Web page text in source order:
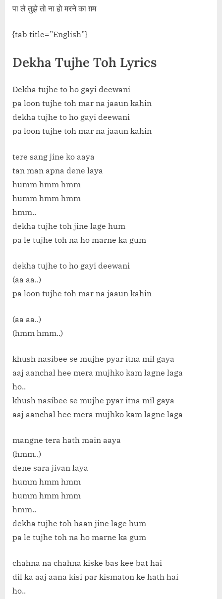
पा ले तुझे तो ना हो मरने का ग़म
{tab title=”English”}
Dekha Tujhe Toh Lyrics
Dekha tujhe to ho gayi deewani
pa loon tujhe toh mar na jaaun kahin
dekha tujhe to ho gayi deewani
pa loon tujhe toh mar na jaaun kahin
tere sang jine ko aaya
tan man apna dene laya
humm hmm hmm
humm hmm hmm
hmm..
dekha tujhe toh jine lage hum
pa le tujhe toh na ho marne ka gum
dekha tujhe to ho gayi deewani
(aa aa..)
pa loon tujhe toh mar na jaaun kahin
(aa aa..)
(hmm hmm..)
khush nasibee se mujhe pyar itna mil gaya
aaj aanchal hee mera mujhko kam lagne laga
ho..
khush nasibee se mujhe pyar itna mil gaya
aaj aanchal hee mera mujhko kam lagne laga
mangne tera hath main aaya
(hmm..)
dene sara jivan laya
humm hmm hmm
humm hmm hmm
hmm..
dekha tujhe toh haan jine lage hum
pa le tujhe toh na ho marne ka gum
chahna na chahna kiske bas kee bat hai
dil ka aaj aana kisi par kismaton ke hath hai
ho..